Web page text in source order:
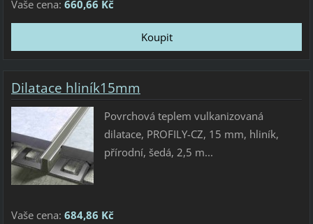
Vaše cena: 660,66 Kč
Dilatace hliník15mm
Povrchová teplem vulkanizovaná
dilatace, PROFILY-CZ, 15 mm, hliník,
přírodní, šedá, 2,5 m...
Vaše cena: 684,86 Kč